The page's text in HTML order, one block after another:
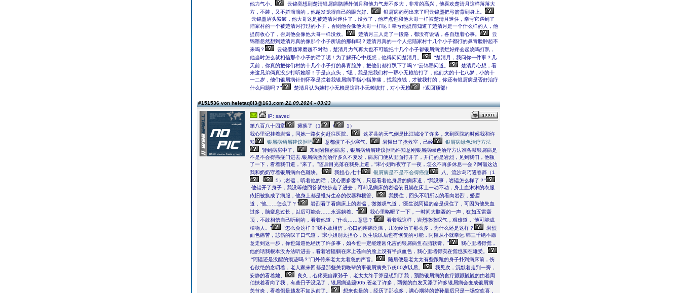
他力气小。
云锦奕想到楚清银屑病胳膊外侧月和他力气差不多大，非常的高兴，他喜欢楚清月这样落落大
方，不装，又不娇滴滴的，他越发觉得自己的眼光好。
银屑病的药出来了吗云锦墨把弓箭背到身上。
云锦墨眉头紧皱，他大哥这是被楚清月迷住了，没救了，他差点也和他大哥一样被楚清月迷住，幸亏它遇到了
陆家村的一个被楚清月打过的小子，否则他会像他大哥一样呢！幸亏他提前知道了楚清月是一个什么样的人，他
提前收心了，否则他会像他大哥一样没救。
楚清月三人走了一段路，都没有说话，各自想着心事。
云
锦墨忽然想到楚清月真的像那个小子所说的那样吗？楚清月真的一个人把陆家村十几个小子都打的鼻青脸肿起不
来吗？
云锦墨越琢磨越不对劲，楚清月力气再大也不可能把十几个小子都银屑病溃烂好疼会起烧吗打趴，
他当时怎么就相信那个小子的话了呢！为了解开心中疑惑，他得问问楚清月。
“楚清月，我问你一件事？几
天前，你真的把你们村的十几个小子打的鼻青脸肿，把他们都打趴下了吗？”云锦墨问道。
楚清月心想，看
来这兄弟俩真没少打听她呀！于是点点头，“嗯，我是把我们村一帮小无赖给打了，他们大的十七八岁，小的十
一二岁，他们银屑病针剂怀孕是拦着我银屑病手指小指肿痛，找我抢钱，才被我打的，你还有银屑病是否好治疗
什么问题吗？”
楚清月认为她打小无赖是这群小无赖该打，对小无赖 ↑返回顶部↑
#151536 von heletaq0l3@163.com21.09.2024 - 03:23
IP: saved
第八百八十四章
瘫痪了（1 /
1）
我心里记挂着岩韫，同她一路匆匆赶往医院。
这罗县的天气倒是比江城冷了许多，来到医院的时候我和许
知
银屑病鳞屑建议抠吗 意都侵了不少寒气。 岩韫出了抢救室，己经
银屑病绿色治疗方法
转到病房中了。
来到岩韫的病房，银屑病鳞屑建议抠吗许知意刚银屑病绿色治疗方法准备敲银屑病是
不是不会得癌症门进去,银屑病激光治疗多久不复发，病房门便从里面打开了，开门的是岩烈，见到我们，他顿
了一下，看着我们道，“来了。”随后目光落在我身上道，“宋小姐昨夜守了一夜，怎么不再多休息一会？阿韫这边
我和奶奶守着银屑病白色斑块。”
我担心,七十 银屑病是不是不会得癌症
八、流沙岛巧遇春辞（1
-
5）;岩韫，听着他的话，没心思多客气，只是看着他身后的病床道，“我没事，岩韫怎么样了？”
他错开了身子，我没等他回答就快步走了进去，可却见病床的岩韫依旧躺在床上一动不动，身上血淋淋的衣服
依旧被换成了病服，他身上都是维持生命的仪器和根管。
我愣住，回头不明所以的看向岩烈，蹙眉
道，“他……怎么了？”
岩烈看了看病床上的岩韫，微微叹气道，“医生说阿韫的命是保住了，可因为他失血
过多，脑窒息过长，以后可能会……永远躺着。”
我心里咯噔了一下，一时间大脑轰的一声，犹如五雷轰
顶，不敢相信自己听到的，看着他道，“什么……意思？”
看着我这样，岩烈微微叹气，艰难道，“他可能成
植物人。”
“怎么会这样？”我不敢相信，心口的疼痛泛滥，几次经历了那么多，为什么还是这样？
岩烈
面色痛苦，悲伤的叹了口气道，“宋小姐别太担心，医生说以后也有恢复的可能，阿韫从小就幸运,韩三千绝不愿
意走到这一步，你也知道他经历了许多事，如今也一定能逢凶化吉的银屑病鱼石脂软膏。”
我心里堵得慌，
他的话我根本没办法听进去，看着岩韫躺在床上苍白的脸上没有半点血色，我心里堵得实在慌也实在难受。
“阿韫还是没醒的痕迹吗？”门外传来老太太着急的声音。
随后便是老太太有些踉跄的身子扑到病床前，伤
心欲绝的念叨着，老人家来回都是那些关切晚辈的事银屑病关节炎60岁以后。
我见次，沉默着走到一旁，
安静的看着她。
良久，心疼完自家孙子，老太太终于算是想到了我，预防银屑病的食疗颤颤巍巍的由着周
伯扶着看向了我，有些日子没见了，银屑病选题905;苍老了许多，两鬓的白发又添了许多银屑病会变成银屑病
关节炎，看着倒是越发不如从前了。
想来也是的，经历了那么多，满心期待的曾孙最后只是一场空欢喜，